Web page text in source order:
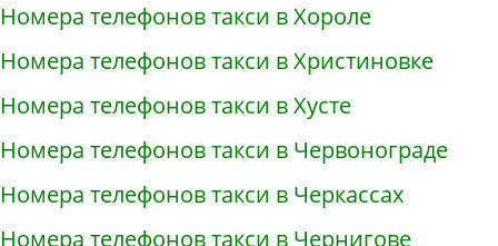
Номера телефонов такси в Хороле
Номера телефонов такси в Христиновке
Номера телефонов такси в Хусте
Номера телефонов такси в Червонограде
Номера телефонов такси в Черкассах
Номера телефонов такси в Чернигове